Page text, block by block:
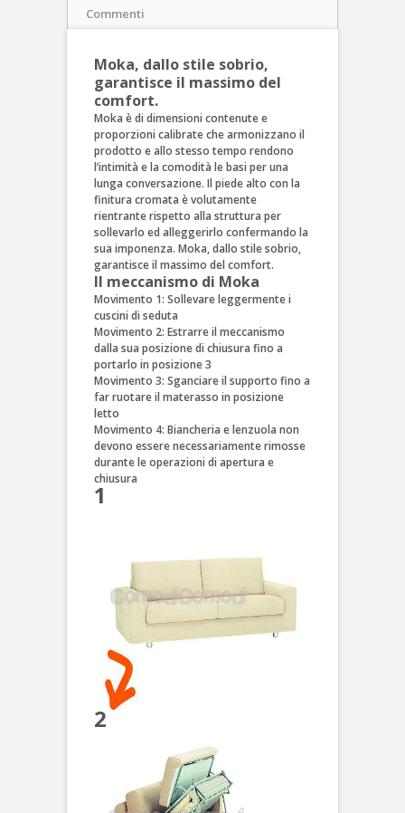
Commenti
Moka, dallo stile sobrio,
garantisce il massimo del
comfort.
Moka è di dimensioni contenute e
proporzioni calibrate che armonizzano il
prodotto e allo stesso tempo rendono
l’intimità e la comodità le basi per una
lunga conversazione. Il piede alto con la
finitura cromata è volutamente
rientrante rispetto alla struttura per
sollevarlo ed alleggerirlo confermando la
sua imponenza. Moka, dallo stile sobrio,
garantisce il massimo del comfort.
Il meccanismo di Moka
Movimento 1: Sollevare leggermente i
cuscini di seduta
Movimento 2: Estrarre il meccanismo
dalla sua posizione di chiusura fino a
portarlo in posizione 3
Movimento 3: Sganciare il supporto fino a
far ruotare il materasso in posizione
letto
Movimento 4: Biancheria e lenzuola non
devono essere necessariamente rimosse
durante le operazioni di apertura e
chiusura
1
2